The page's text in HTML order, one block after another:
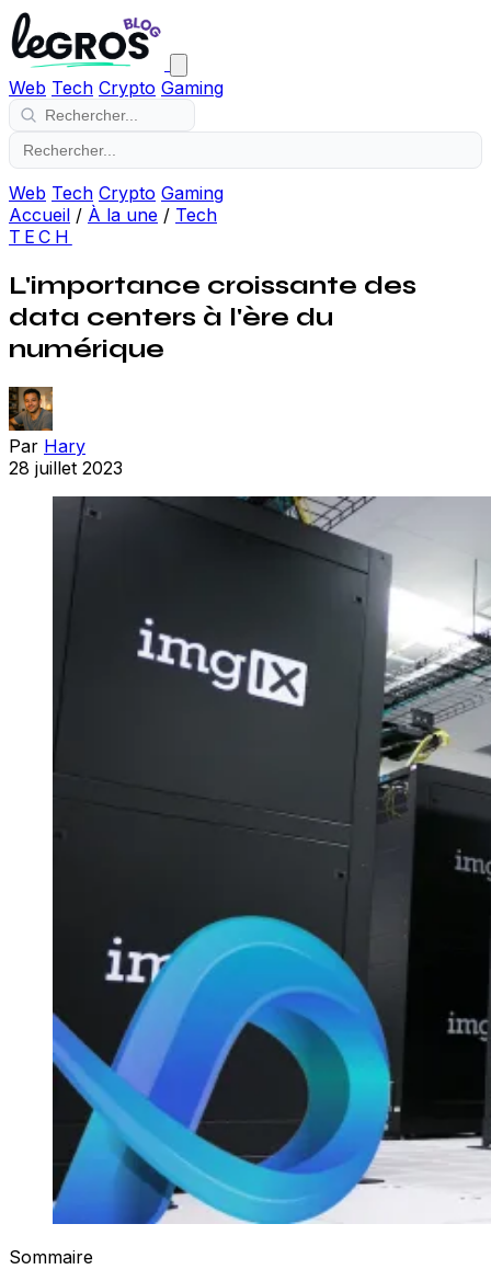
Web Tech Crypto Gaming
Web Tech Crypto Gaming
Accueil / À la une / Tech
TECH
L'importance croissante des
data centers à l'ère du
numérique
Par Hary
28 juillet 2023
Sommaire